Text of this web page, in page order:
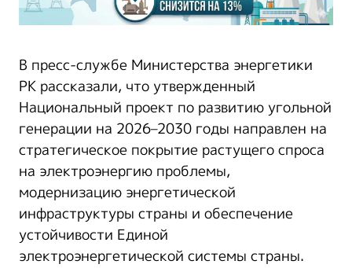
В пресс-службе Министерства энергетики
РК рассказали, что утвержденный
Национальный проект по развитию угольной
генерации на 2026–2030 годы направлен на
стратегическое покрытие растущего спроса
на электроэнергию проблемы,
модернизацию энергетической
инфраструктуры страны и обеспечение
устойчивости Единой
электроэнергетической системы страны.